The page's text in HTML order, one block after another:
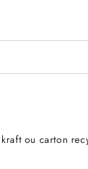
ou carton